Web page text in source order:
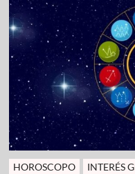
HOROSCOPO INTERÉS